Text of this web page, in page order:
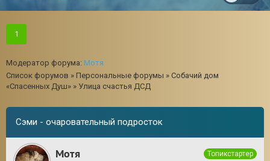
1
Модератор форума: Мотя
Список форумов » Персональные форумы » Собачий дом
«Спасенных Душ» » Улица счастья ДСД
Сэми - очаровательный подросток
Мотя
Топикстартер